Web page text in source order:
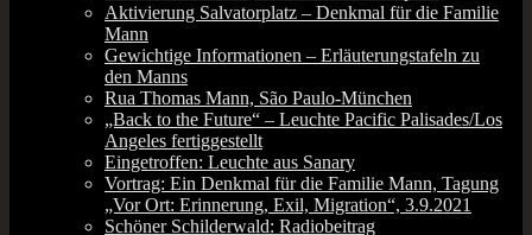
Aktivierung Salvatorplatz – Denkmal für die Familie
Mann
Gewichtige Informationen – Erläuterungstafeln zu
den Manns
Rua Thomas Mann, São Paulo-München
„Back to the Future“ – Leuchte Pacific Palisades/Los
Angeles fertiggestellt
Eingetroffen: Leuchte aus Sanary
Vortrag: Ein Denkmal für die Familie Mann, Tagung
„Vor Ort: Erinnerung, Exil, Migration“, 3.9.2021
Schöner Schilderwald: Radiobeitrag